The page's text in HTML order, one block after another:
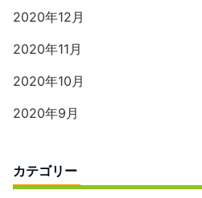
2020年12月
2020年11月
2020年10月
2020年9月
カテゴリー